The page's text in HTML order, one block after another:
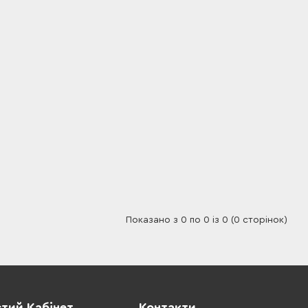
Показано з 0 по 0 із 0 (0 сторінок)